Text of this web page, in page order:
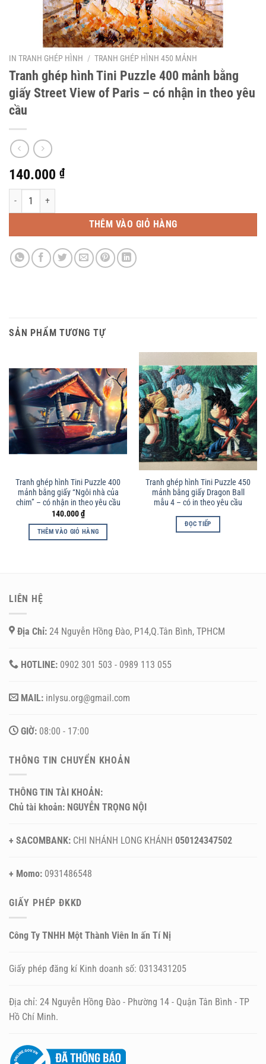
IN TRANH GHÉP HÌNH / TRANH GHÉP HÌNH 450 MẢNH
Tranh ghép hình Tini Puzzle 400 mảnh bằng
giấy Street View of Paris – có nhận in theo yêu
cầu
140.000 ₫
Tranh ghép hình Tini Puzzle 400 mảnh bằng giấy Street View of Paris - có
THÊM VÀO GIỎ HÀNG
SẢN PHẨM TƯƠNG TỰ
Tranh ghép hình Tini Puzzle 400
mảnh bằng giấy “Ngôi nhà của
chim” – có nhận in theo yêu cầu
140.000₫
THÊM VÀO GIỎ HÀNG
Tranh ghép hình Tini Puzzle 450
mảnh bằng giấy Dragon Ball
mẫu 4 – có in theo yêu cầu
ĐỌC TIẾP
LIÊN HỆ
Địa Chỉ: 24 Nguyễn Hồng Đào, P14,Q.Tân Bình, TPHCM
HOTLINE: 0902 301 503 - 0989 113 055
MAIL: inlysu.org@gmail.com
GIỜ: 08:00 - 17:00
THÔNG TIN CHUYỂN KHOẢN
THÔNG TIN TÀI KHOẢN:
Chủ tài khoản: NGUYỄN TRỌNG NỘI
+ SACOMBANK: CHI NHÁNH LONG KHÁNH 050124347502
+ Momo: 0931486548
GIẤY PHÉP ĐKKD
Công Ty TNHH Một Thành Viên In ấn Tí Nị
Giấy phép đăng kí Kinh doanh số: 0313431205
Địa chỉ: 24 Nguyễn Hồng Đào - Phường 14 - Quận Tân Bình - TP
Hồ Chí Minh.